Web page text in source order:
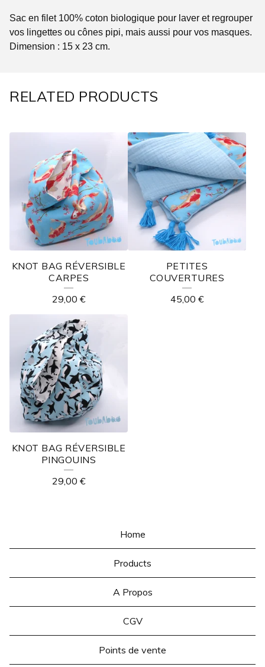
Sac en filet 100% coton biologique pour laver et regrouper
vos lingettes ou cônes pipi, mais aussi pour vos masques.
Dimension : 15 x 23 cm.
RELATED PRODUCTS
KNOT BAG RÉVERSIBLE
CARPES
29,00 €
PETITES
COUVERTURES
45,00 €
KNOT BAG RÉVERSIBLE
PINGOUINS
29,00 €
Home
Products
A Propos
CGV
Points de vente